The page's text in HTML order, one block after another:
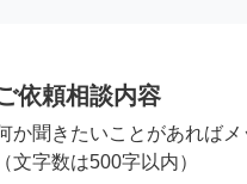
依頼相談内容
か聞きたいことがあれば
（文字数は500字以内）